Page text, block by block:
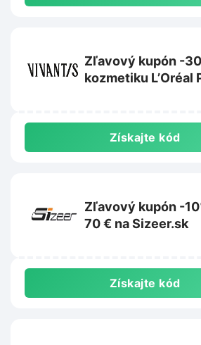
Zľavový kupón -
kozmetiku L’Oréal
Získajte kód
Zľavový kupón -
70 € na Sizeer.sk
Získajte kód